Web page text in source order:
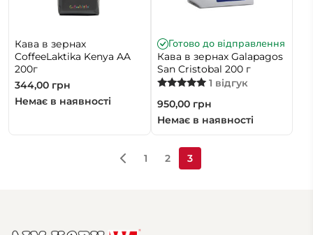
Кава в зернах
CoffeeLaktika Kenya AA
200г
344,00 грн
Немає в наявності
Готово до відправлення
Кава в зернах Galapagos
San Cristobal 200 г
5.00
з 5
1 відгук
950,00 грн
Немає в наявності
1 2 3